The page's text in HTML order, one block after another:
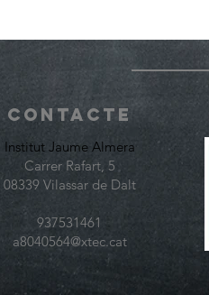
Contacte
Institut Jaume Almera
Carrer Rafart, 5
08339 Vilassar de Dalt
937531461
a8040564@xtec.cat